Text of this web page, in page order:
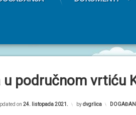
u područnom vrtiću
on24. listopada 2021. bydvgrlica Kategorije: